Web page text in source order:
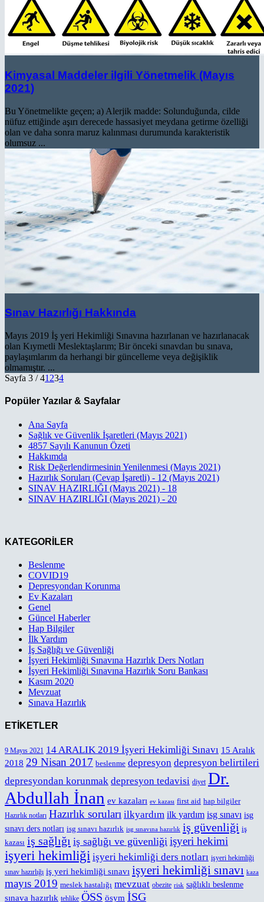
Kimyasal Maddeler ilgili Yönetmelik (Mayıs
2021)
Bu Yönetmelikte geçen; a) Alerjik madde: Solunduğunda, cilde
nüfuz ettiğinde aşırı derecede hassasiyet meydana getirme özelliği
olan ve daha sonra maruz kalınması durumunda karakteristik
olumsuz ...
Sınav Hazırlığı Hakkında
Mayıs 2019 İş yeri Hekimliği Sınavına hazırlanan ve hazırlanacak
olan Kıymetli Meslektaşlarım; Bir önceki sınavdan bu sınava,
paylaşımlarım da herhangi bir güncelleme veya değişiklik
olmamıştır. ...
Sayfa 3 / 41 234
Popüler Yazılar & Sayfalar
Ana Sayfa
Sağlık ve Güvenlik İşaretleri (Mayıs 2021)
4857 Sayılı Kanunun Özeti
Hakkımda
Risk Değerlendirmesinin Yenilenmesi (Mayıs 2021)
Hazırlık Soruları (Cevap İşaretli) - 12 (Mayıs 2021)
SINAV HAZIRLIĞI (Mayıs 2021) - 18
SINAV HAZIRLIĞI (Mayıs 2021) - 20
KATEGORİLER
Beslenme
COVID19
Depresyondan Korunma
Ev Kazaları
Genel
Güncel Haberler
Hap Bilgiler
İlk Yardım
İş Sağlığı ve Güvenliği
İşyeri Hekimliği Sınavına Hazırlık Ders Notları
İşyeri Hekimliği Sınavına Hazırlık Soru Bankası
Kasım 2020
Mevzuat
Sınava Hazırlık
ETİKETLER
9 Mayıs 2021 14 ARALIK 2019 İşyeri Hekimliği Sınavı 15 Aralık
2018 29 Nisan 2017 beslenme depresyon depresyon belirtileri
depresyondan korunmak depresyon tedavisi diyet Dr.
Abdullah İnan ev kazaları ev kazası first aid hap bilgiler
Hazırlık notları Hazırlık soruları ilkyardım ilk yardım isg sınavı isg
sınavı ders notları isg sınavı hazırlık isg sınavına hazırlık iş güvenliği iş
kazası iş sağlığı iş sağlığı ve güvenliği işyeri hekimi
işyeri hekimliği işyeri hekimliği ders notları işyeri hekimliği
sınav hazırlığı iş yeri hekimliği sınavı işyeri hekimliği sınavı kaza
mayıs 2019 meslek hastalığı mevzuat obezite risk sağlıklı beslenme
sınava hazırlık tehlike ÖSS ösym İSG